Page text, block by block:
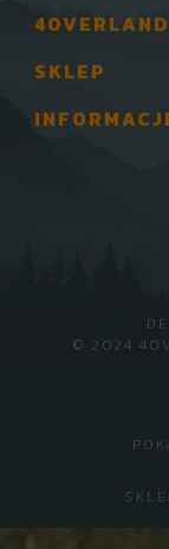
4OVERLAND
SKLEP
© 2024